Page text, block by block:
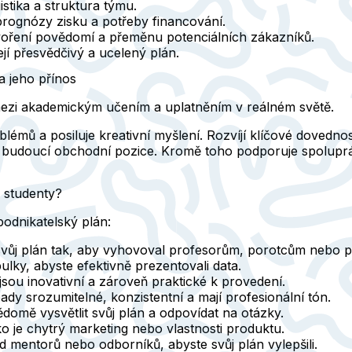
a struktura týmu.
zisku a potřeby financování.
povědomí a přeměnu potenciálních zákazníků.
přesvědčivý a ucelený plán.
jeho přínos
akademickým učením a uplatněním v reálném světě.
a posiluje kreativní myšlení. Rozvíjí klíčové
obchodní pozice. Kromě toho podporuje
plán:
plán tak, aby vyhovoval profesorům, porotcům nebo
abyste efektivně prezentovali data.
inovativní a zároveň praktické k provedení.
srozumitelné, konzistentní a mají profesionální tón.
vysvětlit svůj plán a odpovídat na otázky.
je chytrý marketing nebo vlastnosti produktu.
mentorů nebo odborníků, abyste svůj plán vylepšili.